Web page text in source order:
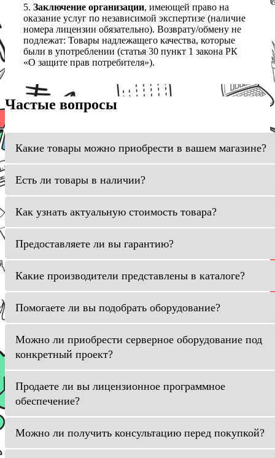
5. Заключение организации, имеющей право на
оказание услуг по независимой экспертизе (наличие
номера лицензии обязательно). Возврату/обмену не
подлежат: Товары надлежащего качества, которые
были в употреблении (статья 30 пункт 1 закона РК
«О защите прав потребителя»).
Частые вопросы
Какие товары можно приобрести в вашем магазине?
Есть ли товары в наличии?
Как узнать актуальную стоимость товара?
Предоставляете ли вы гарантию?
Какие производители представлены в каталоге?
Помогаете ли вы подобрать оборудование?
Можно ли приобрести серверное оборудование под
конкретный проект?
Продаете ли вы лицензионное программное
обеспечение?
Можно ли получить консультацию перед покупкой?